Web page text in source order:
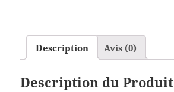
Description Avis (0)
Description du Produit